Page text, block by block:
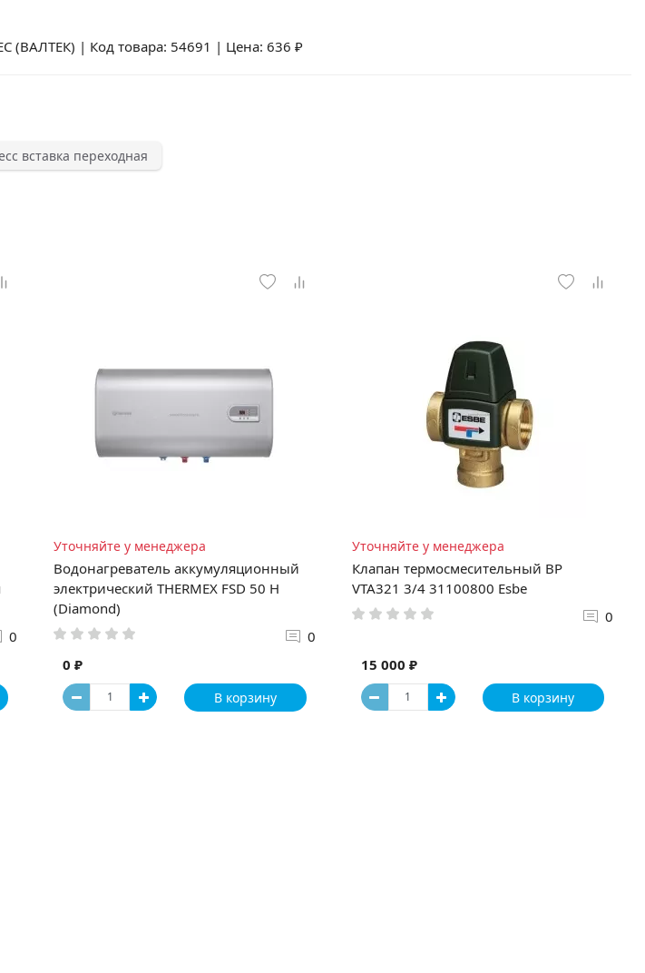
(ВАЛТЕК) | Код товара: 54691 | Цена: 636 ₽
вставка переходная
0
Уточняйте у менеджера
Водонагреватель аккумуляционный
электрический THERMEX FSD 50 H
(Diamond)
0
0 ₽
В корзину
Уточняйте у менеджера
Клапан термосмесительный ВР
VTA321 3/4 31100800 Esbe
0
15 000 ₽
В корзину